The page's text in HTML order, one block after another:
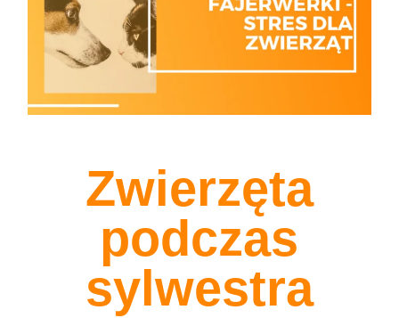
Zwierzęta
podczas
sylwestra